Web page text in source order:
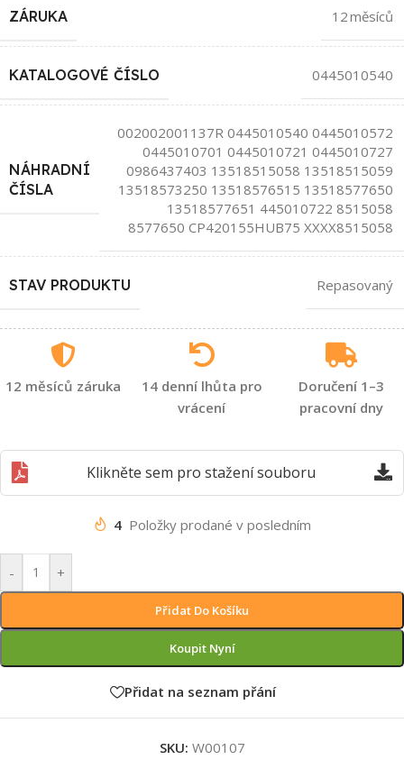
ZÁRUKA 12 měsíců
KATALOGOVÉ ČÍSLO 0445010540
NÁHRADNÍ
ČÍSLA
002002001137R 0445010540 0445010572
0445010701 0445010721 0445010727
0986437403 13518515058 13518515059
13518573250 13518576515 13518577650
13518577651 445010722 8515058
8577650 CP420155HUB75 XXXX8515058
STAV PRODUKTU Repasovaný
12 měsíců záruka
14 denní lhůta pro
vrácení
Doručení 1–3
pracovní dny
Klikněte sem pro stažení souboru
4 Položky prodané v posledním
- +
Přidat Do Košíku
Koupit Nyní
Přidat na seznam přání
SKU: W00107